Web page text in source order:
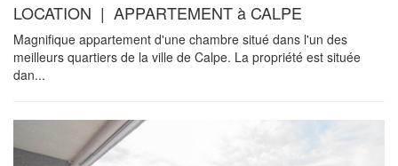
LOCATION | APPARTEMENT à CALPE
Magnifique appartement d'une chambre situé dans l'un des
meilleurs quartiers de la ville de Calpe. La propriété est située
dan...